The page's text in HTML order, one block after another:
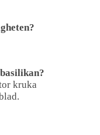
kruka